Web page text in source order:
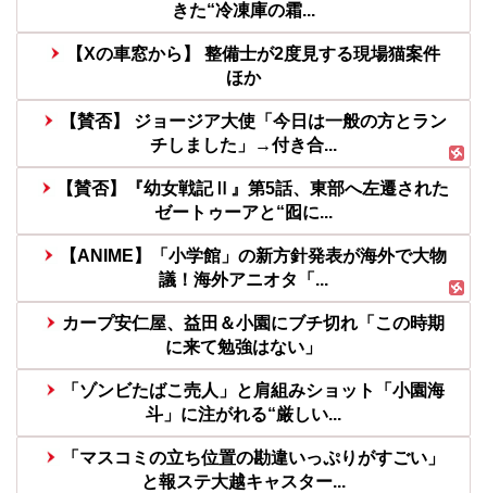
きた“冷凍庫の霜...
【Xの車窓から】 整備士が2度見する現場猫案件
ほか
【賛否】 ジョージア大使「今日は一般の方とラン
チしました」→付き合...
【賛否】『幼女戦記Ⅱ』第5話、東部へ左遷された
ゼートゥーアと“囮に...
【ANIME】「小学館」の新方針発表が海外で大物
議！海外アニオタ「...
カープ安仁屋、益田＆小園にブチ切れ「この時期
に来て勉強はない」
「ゾンビたばこ売人」と肩組みショット「小園海
斗」に注がれる“厳しい...
「マスコミの立ち位置の勘違いっぷりがすごい」
と報ステ大越キャスター...